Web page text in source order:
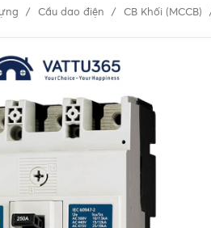
Cầu dao điện CB Khối (MCCB)